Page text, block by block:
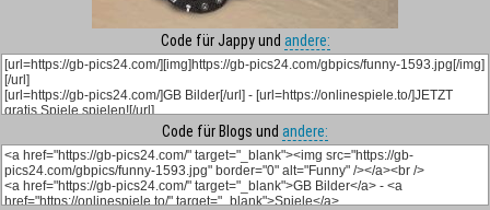
Code für Jappy und andere:
Code für Blogs und andere: